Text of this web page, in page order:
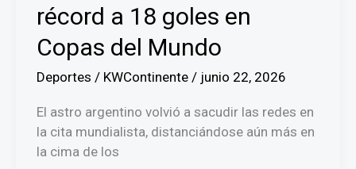
récord a 18 goles en
Copas del Mundo
Deportes / KWContinente / junio 22, 2026
El astro argentino volvió a sacudir las redes en
la cita mundialista, distanciándose aún más en
la cima de los